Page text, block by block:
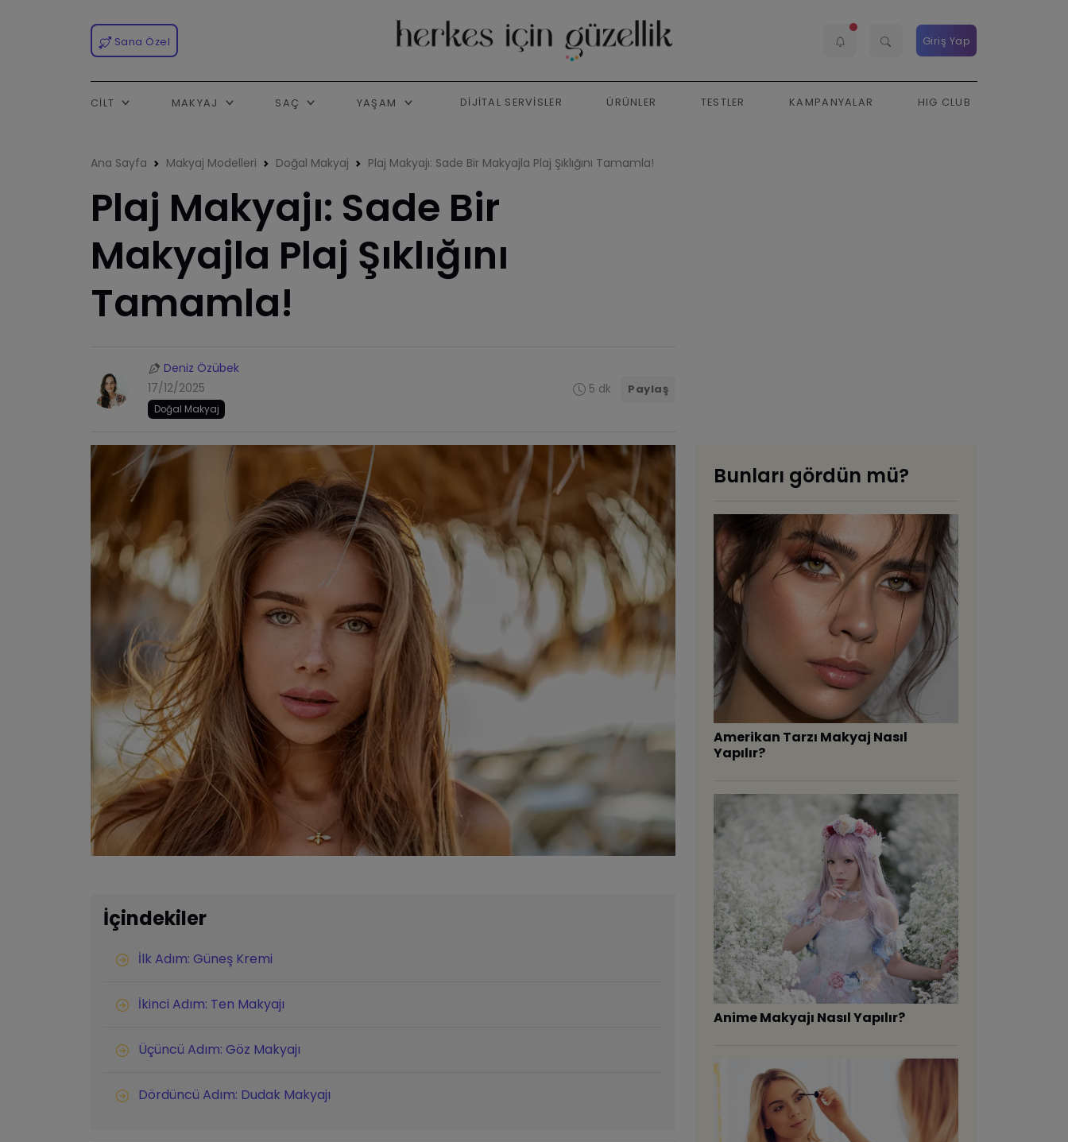
Sana Özel Giriş Yap
CILT MAKYAJ SAÇ YAŞAM DIJITAL SERVISLER ÜRÜNLER TESTLER KAMPANYALAR HIG CLUB
Ana Sayfa Makyaj Modelleri Doğal Makyaj Plaj Makyajı: Sade Bir Makyajla Plaj Şıklığını Tamamla!
Plaj Makyajı: Sade Bir
Makyajla Plaj Şıklığını
Tamamla!
Deniz Özübek
17/12/2025
Doğal Makyaj
5 dk Paylaş
İçindekiler
İlk Adım: Güneş Kremi
İkinci Adım: Ten Makyajı
Üçüncü Adım: Göz Makyajı
Dördüncü Adım: Dudak Makyajı
Bunları gördün mü?
Amerikan Tarzı Makyaj Nasıl
Yapılır?
Anime Makyajı Nasıl Yapılır?